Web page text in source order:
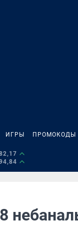
ИГРЫ ПРОМОКОДЫ